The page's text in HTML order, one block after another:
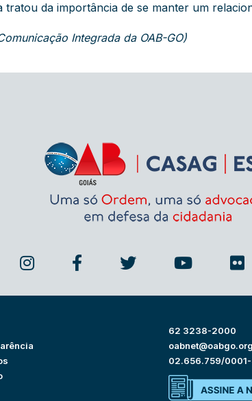
tratou da importância de se manter um
Integrada da OAB-GO)
62 3238-2000
02.656.759/